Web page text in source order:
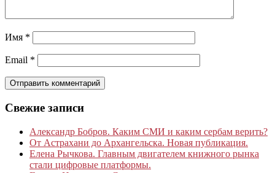
Имя *
Email *
Свежие записи
Александр Бобров. Каким СМИ и каким сербам верить?
От Астрахани до Архангельска. Новая публикация.
Елена Рычкова. Главным двигателем книжного рынка
стали цифровые платформы.